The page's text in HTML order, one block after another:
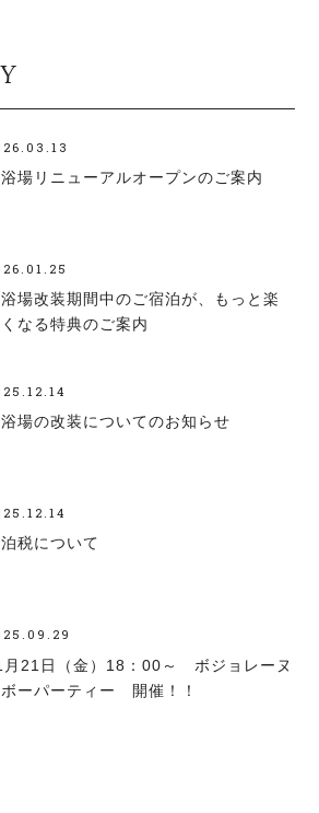
場リニューアルオープンのご案内
場改装期間中のご宿泊が、もっと楽
くなる特典のご案内
場の改装についてのお知らせ
税について
月21日（金）18：00～ ボジョレーヌ
ーパーティー 開催！！